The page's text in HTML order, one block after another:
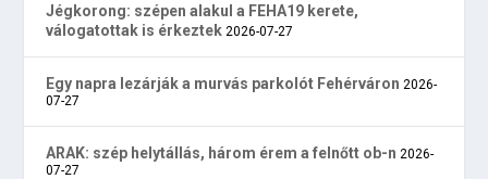
Jégkorong: szépen alakul a FEHA19 kerete,
válogatottak is érkeztek 2026-07-27
Egy napra lezárják a murvás parkolót Fehérváron 2026-
07-27
ARAK: szép helytállás, három érem a felnőtt ob-n 2026-
07-27